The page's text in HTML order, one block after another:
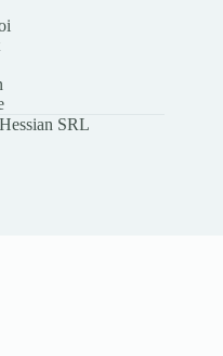
SRL